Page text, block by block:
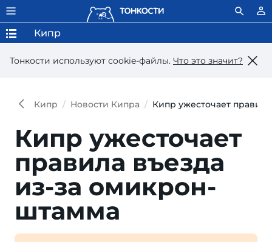
Тонкости используют сookie-файлы. Что это значит?
Кипр
Кипр Новости Кипра Кипр ужесточает
Кипр ужесточает
правила въезда
из-за омикрон-
штамма